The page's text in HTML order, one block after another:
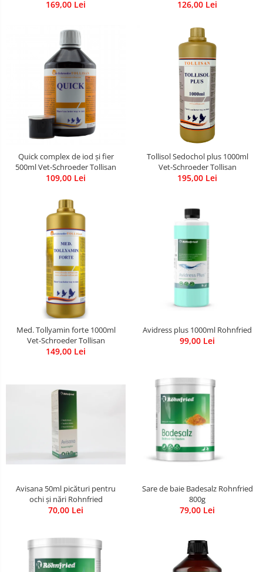
169,00 Lei 126,00 Lei
Quick complex de iod și fier
500ml Vet-Schroeder Tollisan
109,00 Lei
Tollisol Sedochol plus 1000ml
Vet-Schroeder Tollisan
195,00 Lei
Med. Tollyamin forte 1000ml
Vet-Schroeder Tollisan
149,00 Lei
Avidress plus 1000ml Rohnfried
99,00 Lei
Avisana 50ml picături pentru
ochi și nări Rohnfried
70,00 Lei
Sare de baie Badesalz Rohnfried
800g
79,00 Lei